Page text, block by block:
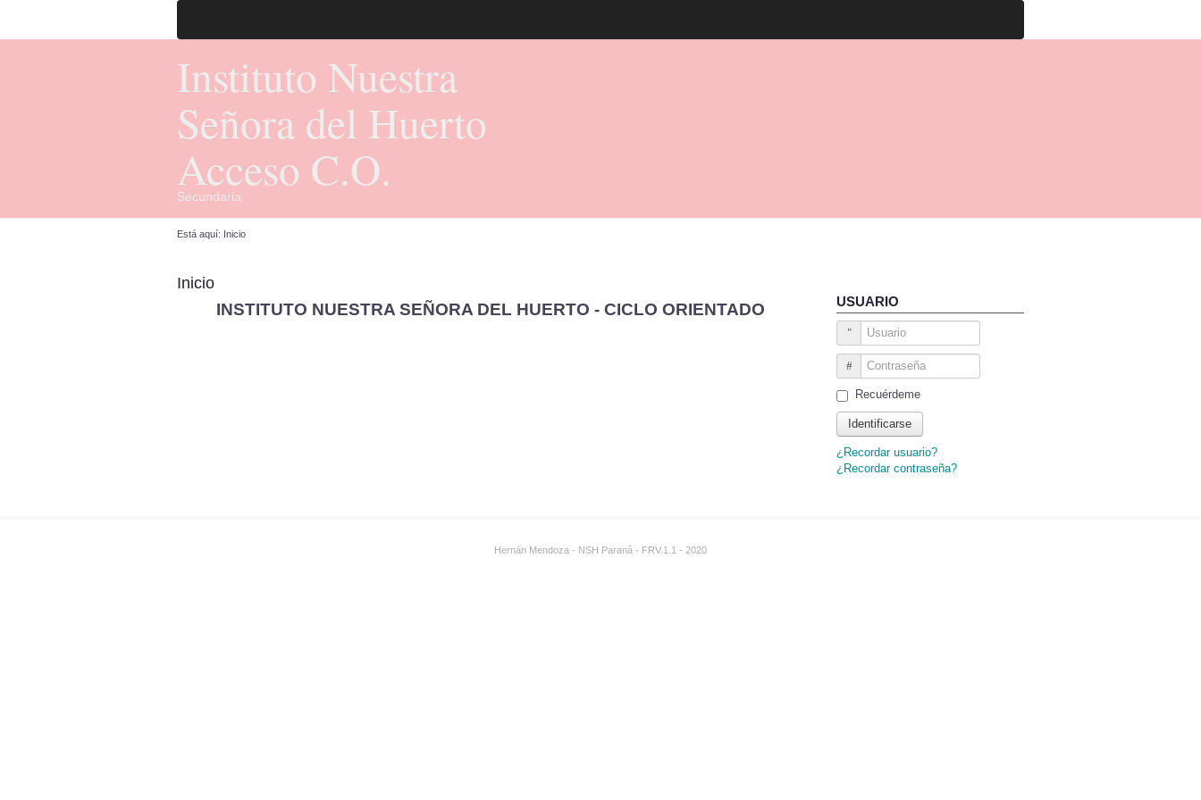
Instituto Nuestra
Señora del Huerto
Acceso C.O.
Secundaria
Está aquí: Inicio
Inicio
INSTITUTO NUESTRA SEÑORA DEL HUERTO - CICLO ORIENTADO USUARIO
Usuario
Contraseña
Recuérdeme
Identificarse
¿Recordar usuario?
¿Recordar contraseña?
Hernán Mendoza - NSH Paraná - FRV.1.1 - 2020